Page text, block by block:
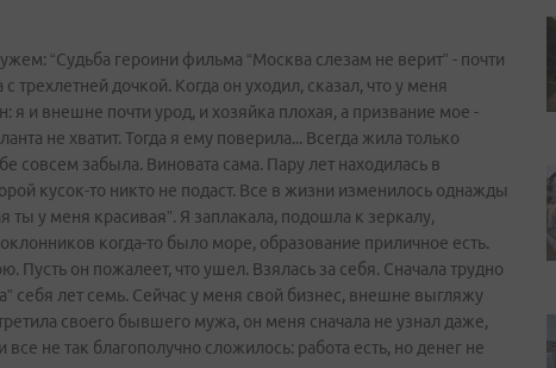
“Судьба героини фильма “Москва слезам не верит” - почти
трехлетней дочкой. Когда он уходил, сказал, что у меня
я и внешне почти урод, и хозяйка плохая, а призвание мое -
не хватит. Тогда я ему поверила... Всегда жила только
совсем забыла. Виновата сама. Пару лет находилась в
кусок-то никто не подаст. Все в жизни изменилось однажды
ты у меня красивая”. Я заплакала, подошла к зеркалу,
когда-то было море, образование приличное есть.
Пусть он пожалеет, что ушел. Взялась за себя. Сначала трудно
себя лет семь. Сейчас у меня свой бизнес, внешне выгляжу
своего бывшего мужа, он меня сначала не узнал даже,
все не так благополучно сложилось: работа есть, но денег не